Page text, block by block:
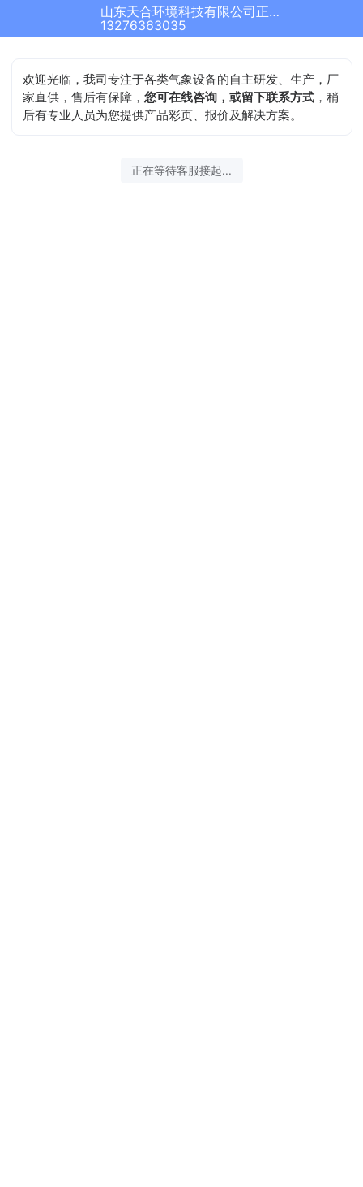
山东天合环境科技有限公司正在为您服务
13276363035
欢迎光临，我司专注于各类气象设备的自主研发、生产，厂
家直供，售后有保障，您可在线咨询，或留下联系方式 ，稍
后有专业人员为您提供产品彩页、报价及解决方案。
正在等待客服接起...